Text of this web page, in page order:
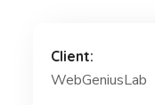
Client:
WebGeniusLab